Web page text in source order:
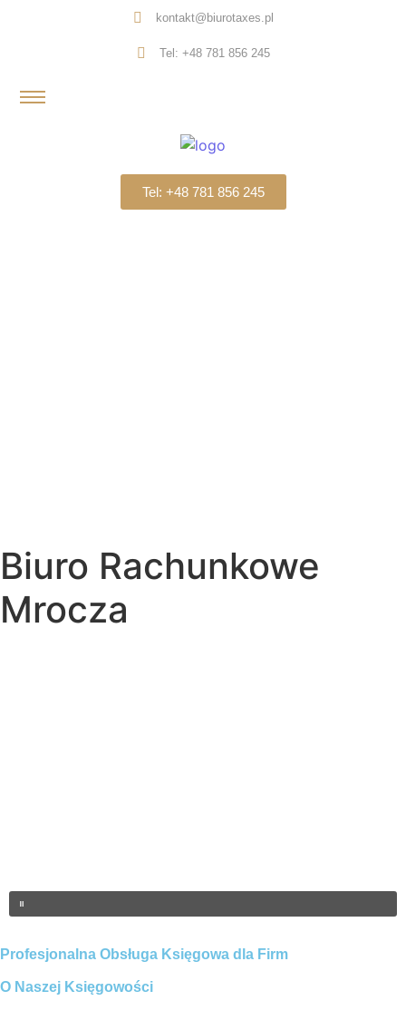
kontakt@biurotaxes.pl
Tel: +48 781 856 245
Tel: +48 781 856 245
Biuro Rachunkowe
Mrocza
Profesjonalna Obsługa Księgowa dla Firm
O Naszej Księgowości